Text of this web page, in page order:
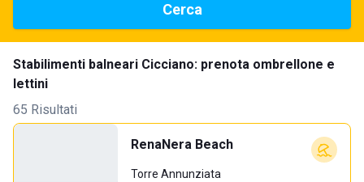
Cerca
Stabilimenti balneari Cicciano: prenota ombrellone e
lettini
65 Risultati
RenaNera Beach
Torre Annunziata